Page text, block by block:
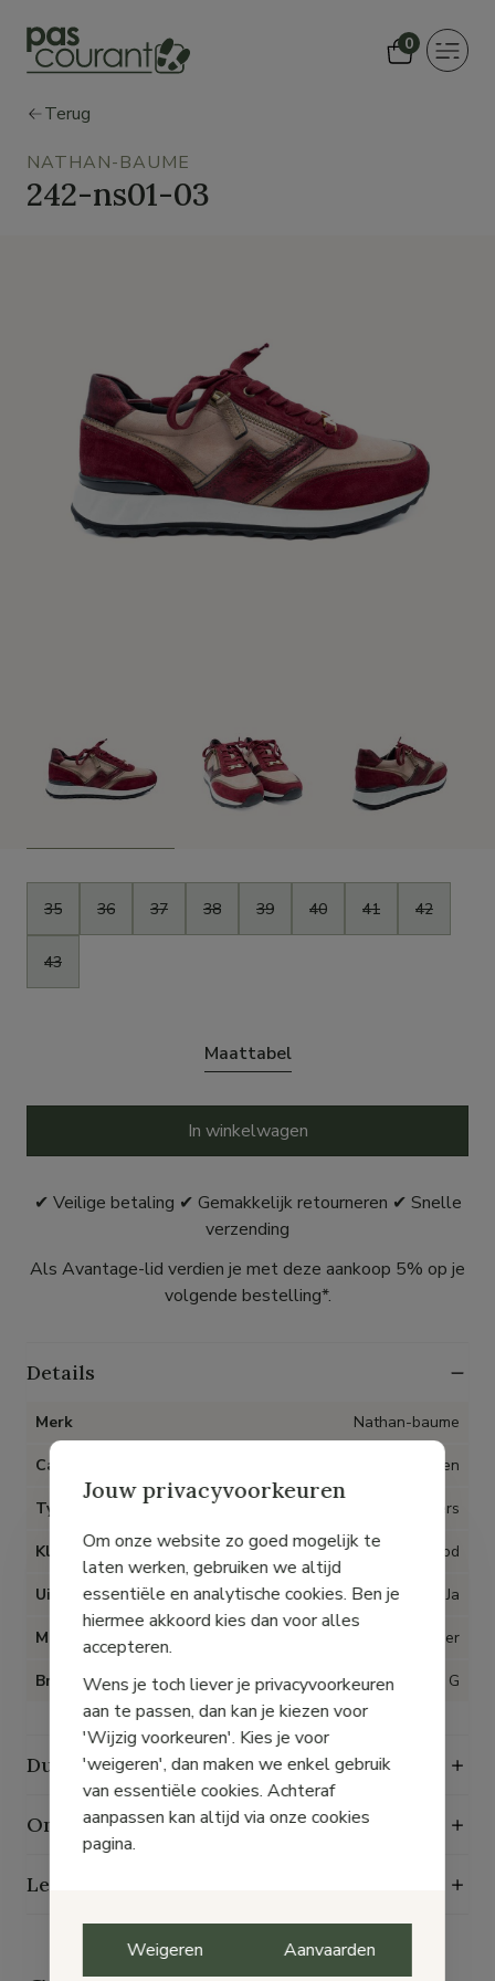
0
Toggle
Terug
NATHAN-BAUME
242-ns01-03
Maat
35 36 37 38 39 40 41 42
43
Maattabel
In winkelwagen
✔ Veilige betaling ✔ Gemakkelijk retourneren ✔ Snelle
verzending
Als Avantage-lid verdien je met deze aankoop 5% op je
volgende bestelling*.
Details
Merk Nathan-baume
Categorie Schoenen
Type artikel Sneakers
Kleur Rood
Uitneembare inlegzolen Ja
Materiaal Nubuckleder
Breedte G
Duurzaamheidskenmerken
Onderhoudsgids
Levering, ruilen en retourneren
Jouw privacyvoorkeuren
Om onze website zo goed mogelijk te
laten werken, gebruiken we altijd
essentiële en analytische cookies. Ben je
hiermee akkoord kies dan voor alles
accepteren.
Wens je toch liever je privacyvoorkeuren
aan te passen, dan kan je kiezen voor
'Wijzig voorkeuren'. Kies je voor
'weigeren', dan maken we enkel gebruik
van essentiële cookies. Achteraf
aanpassen kan altijd via onze cookies
pagina.
Weigeren Aanvaarden